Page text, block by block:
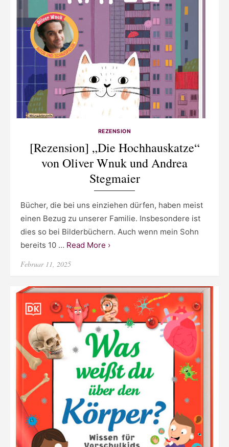
REZENSION
[Rezension] „Die Hochhauskatze“
von Oliver Wnuk und Andrea
Stegmaier
Bücher, die bei uns einziehen dürfen, haben meist
einen Bezug zu unserer Familie. Insbesondere ist
dies so bei Bilderbüchern. Auch wenn mein Sohn
bereits 10 … Read More ›
Posted
Februar 11, 2025